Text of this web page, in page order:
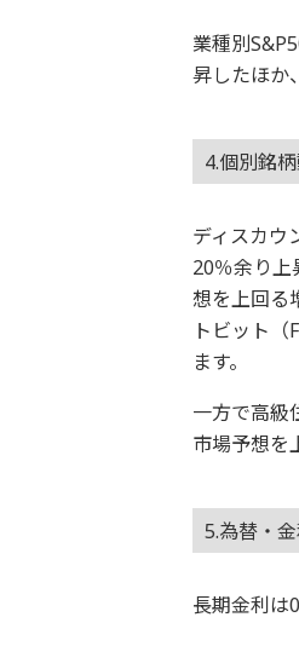
業種別
昇したほか
4.個別銘
ディスカウ
20％余り
想を上回る
トビット
ます。
一方で高級
市場予想を
5.為替・
長期金利は